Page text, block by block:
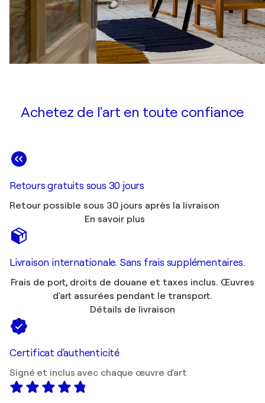
Achetez de l'art en toute confiance
Retours gratuits sous 30 jours
Retour possible sous 30 jours après la livraison
En savoir plus
Livraison internationale. Sans frais supplémentaires.
Frais de port, droits de douane et taxes inclus. Œuvres
d'art assurées pendant le transport.
Détails de livraison
Certificat d'authenticité
Signé et inclus avec chaque œuvre d'art